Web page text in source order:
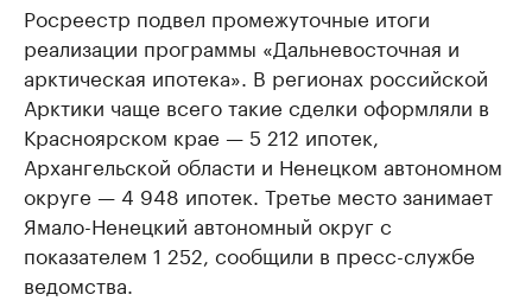
Росреестр подвел промежуточные итоги
реализации программы «Дальневосточная и
арктическая ипотека». В регионах российской
Арктики чаще всего такие сделки оформляли в
Красноярском крае — 5 212 ипотек,
Архангельской области и Ненецком автономном
округе — 4 948 ипотек. Третье место занимает
Ямало-Ненецкий автономный округ с
показателем 1 252, сообщили в пресс-службе
ведомства.